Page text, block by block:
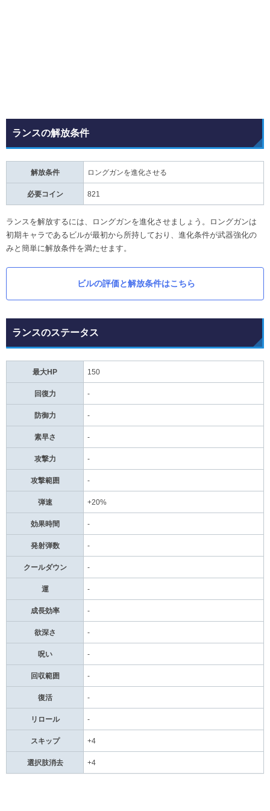
ランスの解放条件
解放条件 ロングガンを進化させる
必要コイン 821
ランスを解放するには、ロングガンを進化させましょう。ロングガンは
初期キャラであるビルが最初から所持しており、進化条件が武器強化の
みと簡単に解放条件を満たせます。
ビルの評価と解放条件はこちら
ランスのステータス
最大HP 150
回復力 -
防御力 -
素早さ -
攻撃力 -
攻撃範囲 -
弾速 +20%
効果時間 -
発射弾数 -
クールダウン -
運 -
成長効率 -
欲深さ -
呪い -
回収範囲 -
復活 -
リロール -
スキップ +4
選択肢消去 +4